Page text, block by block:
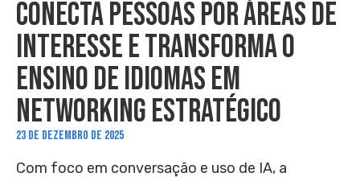
CONECTA PESSOAS POR ÁREAS DE
INTERESSE E TRANSFORMA O
ENSINO DE IDIOMAS EM
NETWORKING ESTRATÉGICO
23 DE DEZEMBRO DE 2025
Com foco em conversação e uso de IA, a